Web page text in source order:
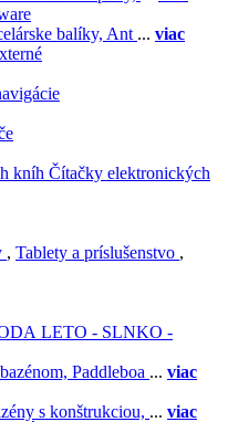
balíky, Ant ... viac
Čítačky elektronických
, Tablety a príslušenstvo ,
LETO - SLNKO -
Paddleboa ... viac
s konštrukciou, ... viac